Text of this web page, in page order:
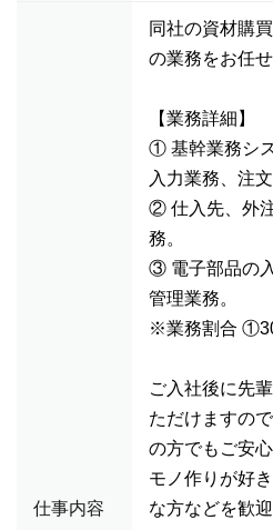
仕事内容
同社の資材購
の業務をお任せ
【業務詳細】
① 基幹業務シ
入力業務、注
② 仕入先、外
務。
③ 電子部品の
管理業務。
※業務割合
ご入社後に先
ただけますの
の方でもご安心
モノ作りが好
な方などを歓